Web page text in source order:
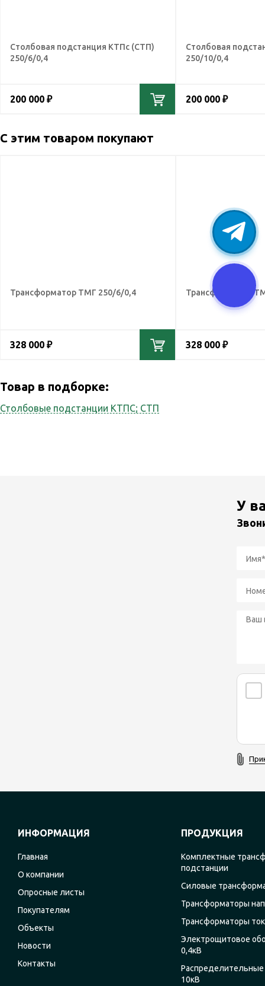
Столбовая подстанция КТПс (СТП)
250/6/0,4
200 000 ₽
Столбовая
250/10/0,4
200 000 ₽
С этим товаром покупают
Трансформатор ТМГ 250/6/0,4
328 000 ₽
Трансформатор
328 000 ₽
Товар в подборке:
Столбовые подстанции КТПС; СТП
У
ИНФОРМАЦИЯ
Главная
О компании
Опросные листы
Покупателям
Объекты
Новости
Контакты
ПРОДУКЦИЯ
Комплектные
подстанции
Силовые
Трансформаторы
Трансформаторы
Электрощитовое
0,4кВ
Распределительные
10кВ